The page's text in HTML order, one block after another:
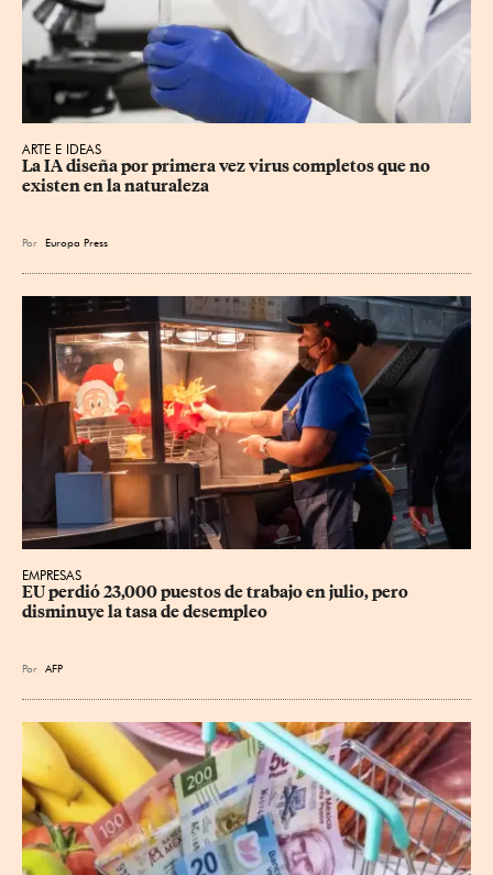
ARTE E IDEAS
La IA diseña por primera vez virus completos que no
existen en la naturaleza
Por Europa Press
EMPRESAS
EU perdió 23,000 puestos de trabajo en julio, pero
disminuye la tasa de desempleo
Por AFP